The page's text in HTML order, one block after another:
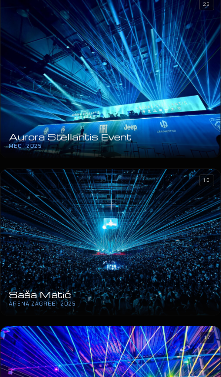
Aurora Stellantis Event
MEC · 2025
23
Saša Matić
ARENA ZAGREB · 2025
10
17